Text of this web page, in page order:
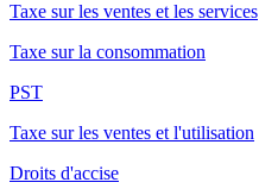
Taxe sur les ventes et les services
Taxe sur la consommation
PST
Taxe sur les ventes et l'utilisation
Droits d'accise